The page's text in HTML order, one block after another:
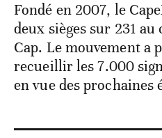
Fondé en 2007, le
deux sièges sur 231
Cap. Le mouvement a
recueillir les 7.000
en vue des prochaines